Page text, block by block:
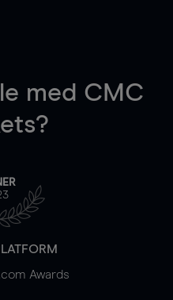
med CMC
Awards